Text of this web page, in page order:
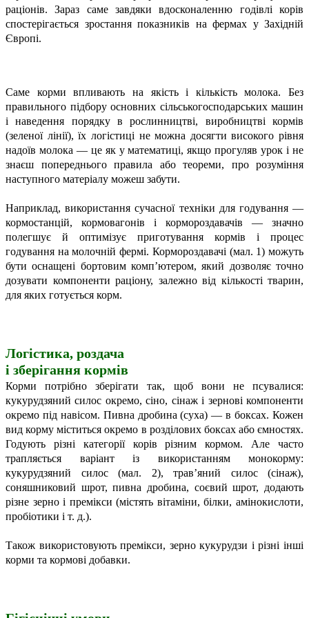
раціонів. Зараз саме завдяки вдосконаленню годівлі корів
спостерігається зростання показників на фермах у Західній
Європі.
Саме корми впливають на якість і кількість молока. Без
правильного підбору основних сільськогосподарських машин
і наведення порядку в рослинництві, виробництві кормів
(зеленої лінії), їх логістиці не можна досягти високого рівня
надоїв молока — це як у математиці, якщо прогуляв урок і не
знаєш попереднього правила або теореми, про розуміння
наступного матеріалу можеш забути.
Наприклад, використання сучасної техніки для годування —
кормостанцій, кормовагонів і кормороздавачів — значно
полегшує й оптимізує приготування кормів і процес
годування на молочній фермі. Кормороздавачі (мал. 1) можуть
бути оснащені бортовим комп’ютером, який дозволяє точно
дозувати компоненти раціону, залежно від кількості тварин,
для яких готується корм.
Логістика, роздача
і зберігання кормів
Корми потрібно зберігати так, щоб вони не псувалися:
кукурудзяний силос окремо, сіно, сінаж і зернові компоненти
окремо під навісом. Пивна дробина (суха) — в боксах. Кожен
вид корму міститься окремо в розділових боксах або ємностях.
Годують різні категорії корів різним кормом. Але часто
трапляється варіант із використанням монокорму:
кукурудзяний силос (мал. 2), трав’яний силос (сінаж),
соняшниковий шрот, пивна дробина, соєвий шрот, додають
різне зерно і премікси (містять вітаміни, білки, амінокислоти,
пробіотики і т. д.).
Також використовують премікси, зерно кукурудзи і різні інші
корми та кормові добавки.